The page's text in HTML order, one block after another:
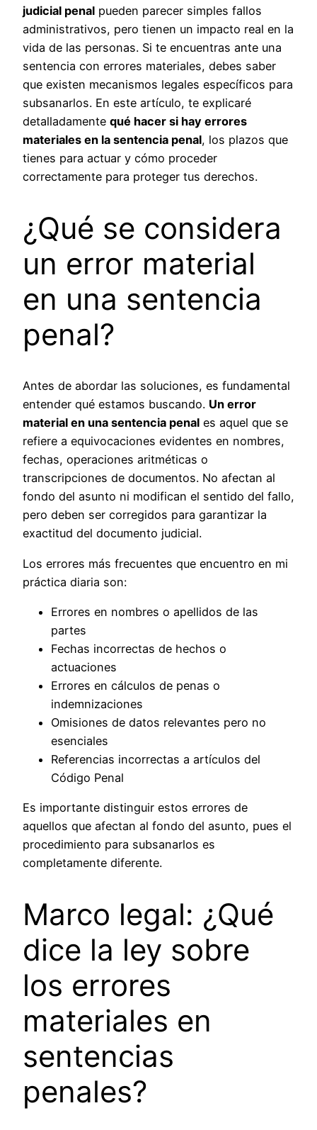
judicial penal pueden parecer simples fallos
administrativos, pero tienen un impacto real en la
vida de las personas. Si te encuentras ante una
sentencia con errores materiales, debes saber
que existen mecanismos legales específicos para
subsanarlos. En este artículo, te explicaré
detalladamente qué hacer si hay errores
materiales en la sentencia penal, los plazos que
tienes para actuar y cómo proceder
correctamente para proteger tus derechos.
¿Qué se considera
un error material
en una sentencia
penal?
Antes de abordar las soluciones, es fundamental
entender qué estamos buscando. Un error
material en una sentencia penal es aquel que se
refiere a equivocaciones evidentes en nombres,
fechas, operaciones aritméticas o
transcripciones de documentos. No afectan al
fondo del asunto ni modifican el sentido del fallo,
pero deben ser corregidos para garantizar la
exactitud del documento judicial.
Los errores más frecuentes que encuentro en mi
práctica diaria son:
Errores en nombres o apellidos de las
partes
Fechas incorrectas de hechos o
actuaciones
Errores en cálculos de penas o
indemnizaciones
Omisiones de datos relevantes pero no
esenciales
Referencias incorrectas a artículos del
Código Penal
Es importante distinguir estos errores de
aquellos que afectan al fondo del asunto, pues el
procedimiento para subsanarlos es
completamente diferente.
Marco legal: ¿Qué
dice la ley sobre
los errores
materiales en
sentencias
penales?